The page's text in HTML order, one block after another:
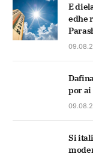
E
edhe
por
Si